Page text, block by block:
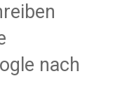
nach